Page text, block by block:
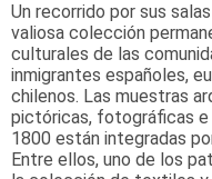
Un recorrido por sus salas
valiosa colección
culturales de las
inmigrantes españoles,
chilenos. Las muestras
pictóricas, fotográficas e
1800 están integradas
Entre ellos, uno de los